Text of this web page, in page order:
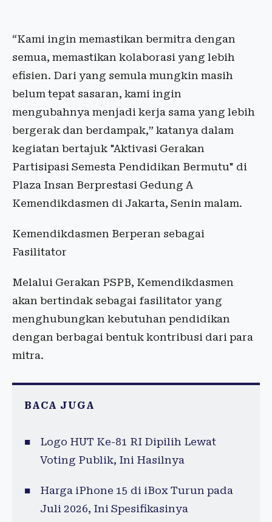
“Kami ingin memastikan bermitra dengan
semua, memastikan kolaborasi yang lebih
efisien. Dari yang semula mungkin masih
belum tepat sasaran, kami ingin
mengubahnya menjadi kerja sama yang lebih
bergerak dan berdampak,” katanya dalam
kegiatan bertajuk "Aktivasi Gerakan
Partisipasi Semesta Pendidikan Bermutu" di
Plaza Insan Berprestasi Gedung A
Kemendikdasmen di Jakarta, Senin malam.
Kemendikdasmen Berperan sebagai
Fasilitator
Melalui Gerakan PSPB, Kemendikdasmen
akan bertindak sebagai fasilitator yang
menghubungkan kebutuhan pendidikan
dengan berbagai bentuk kontribusi dari para
mitra.
BACA JUGA
Logo HUT Ke-81 RI Dipilih Lewat
Voting Publik, Ini Hasilnya
Harga iPhone 15 di iBox Turun pada
Juli 2026, Ini Spesifikasinya